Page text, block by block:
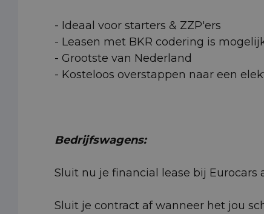
- Ideaal voor starters & ZZP'ers
- Leasen met BKR codering is
- Grootste van Nederland
- Kosteloos overstappen naar een
Bedrijfswagens:
Sluit nu je financial lease bij
Sluit je contract af wanneer het jou